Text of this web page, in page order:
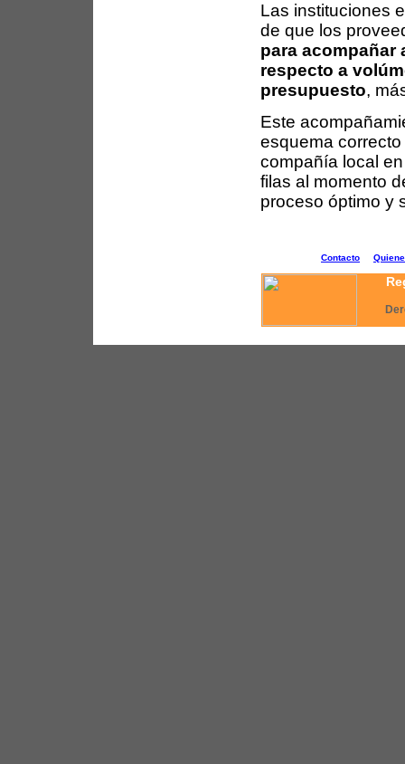
Las instituciones
de que los
para acompañar
respecto a
presupuesto,
Este
esquema
compañía local
filas al momento
proceso óptimo y
Contacto